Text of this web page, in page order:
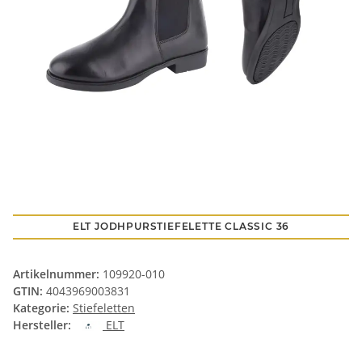
ELT JODHPURSTIEFELETTE CLASSIC 36
Artikelnummer: 109920-010
GTIN: 4043969003831
Kategorie: Stiefeletten
Hersteller:
ELT